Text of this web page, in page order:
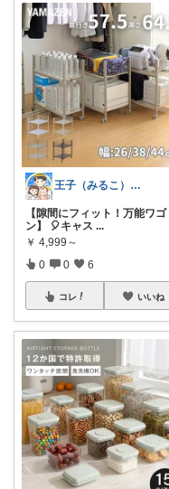
王子（みるこ）👑便利グッズ×QOL向上
【隙間にフィット！万能ワゴ
ン】 🎈キャス ...
￥ 4,999～
0 0 6
コレ いいね